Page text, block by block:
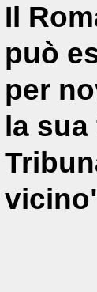
Il
può
per
la